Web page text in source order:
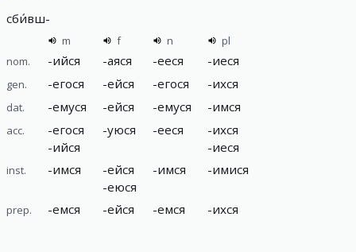
сби́вш-
m f n
pl
nom.
-ийся -аяся -ееся -иеся
gen. -егося -ейся -егося -ихся
dat. -емуся -ейся -емуся -имся
acc. -егося
-ийся
-уюся -ееся -ихся
-иеся
inst. -имся -ейся
-еюся
-имся -имися
prep. -емся -ейся -емся -ихся